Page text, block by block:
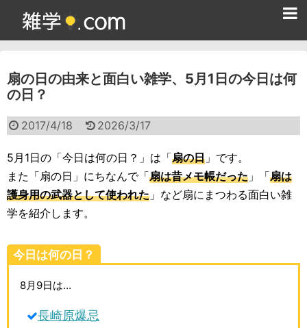
扇の日の由来と面白い雑学、5月1日の今日は何
の日？
2017/4/18 2026/3/17
5月1日の「今日は何の日？」は「扇の日 」です。
また「扇の日」にちなんで「扇は昔メモ帳だった 」「扇は
護身用の武器として使われた 」など扇にまつわる面白い雑
学を紹介します。
今日は何の日？
8月9日は…
長崎原爆忌
雑学クイズ問題集
面白い雑学
ためになる雑学
スポーツ雑学
動物雑学
歴史雑学
生活雑学